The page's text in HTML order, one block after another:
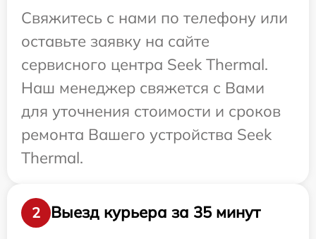
Свяжитесь с нами по телефону или
оставьте заявку на сайте
сервисного центра Seek Thermal.
Наш менеджер свяжется с Вами
для уточнения стоимости и сроков
ремонта Вашего устройства Seek
Thermal.
2
Выезд курьера за 35 минут